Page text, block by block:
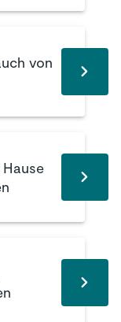
von